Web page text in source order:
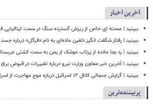
آخرین اخبار
ببینید | صحنه ای خاص از ریزش گسترده سنگ در سمت ایتالیایی
ببینید | رفتار شگفت انگیز دلفین ماده‌ای به نام «فرگل» درباره
ببینید | رد بجا مانده از پرتاب موشک از یمن به سمت کشتی‌
ببینید | آخرین خبر معاون وزارت نیرو درباره تغییرات در قبوض برق
ببینید | گزارش جنجالی کانال ۱۲ اسرائیل درباره موج مهاجرت از اسراییل
پربیننده‌ترین